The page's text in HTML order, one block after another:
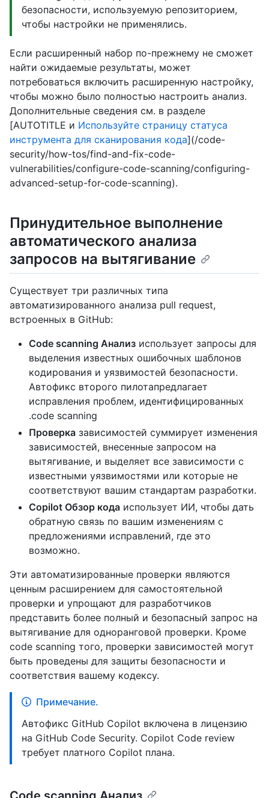
безопасности, используемую репозиторием,
чтобы настройки не применялись.
Если расширенный набор по-прежнему не сможет
найти ожидаемые результаты, может
потребоваться включить расширенную настройку,
чтобы можно было полностью настроить анализ.
Дополнительные сведения см. в разделе
[AUTOTITLE и Используйте страницу статуса
инструмента для сканирования кода](/code-
security/how-tos/find-and-fix-code-
vulnerabilities/configure-code-scanning/configuring-
advanced-setup-for-code-scanning).
Принудительное выполнение
автоматического анализа
запросов на вытягивание
Существует три различных типа
автоматизированного анализа pull request,
встроенных в GitHub:
Code scanning Анализ использует запросы для
выделения известных ошибочных шаблонов
кодирования и уязвимостей безопасности.
Автофикс второго пилотапредлагает
исправления проблем, идентифицированных
.code scanning
Проверка зависимостей суммирует изменения
зависимостей, внесенные запросом на
вытягивание, и выделяет все зависимости с
известными уязвимостями или которые не
соответствуют вашим стандартам разработки.
Copilot Обзор кода использует ИИ, чтобы дать
обратную связь по вашим изменениям с
предложениями исправлений, где это
возможно.
Эти автоматизированные проверки являются
ценным расширением для самостоятельной
проверки и упрощают для разработчиков
представить более полный и безопасный запрос на
вытягивание для одноранговой проверки. Кроме
code scanning того, проверки зависимостей могут
быть проведены для защиты безопасности и
соответствия вашему кодексу.
Примечание.
Автофикс GitHub Copilot включена в лицензию
на GitHub Code Security. Copilot Code review
требует платного Copilot плана.